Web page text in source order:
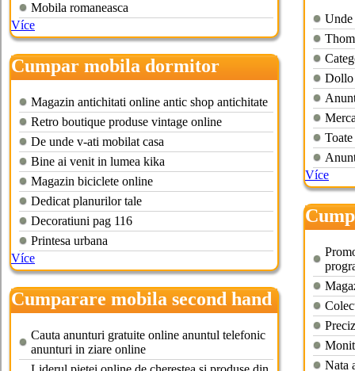
Mobila romaneasca
Více
Cumpar mobila dormitor
bucuresti
Magazin antichitati online antic shop antichitate
Retro boutique produse vintage online
De unde v-ati mobilat casa
Bine ai venit in lumea kika
Magazin biciclete online
Dedicat planurilor tale
Decoratiuni pag 116
Printesa urbana
Více
Cumparare mobila second hand
bucuresti
Cauta anunturi gratuite online anuntul telefonic
anunturi in ziare online
Dollo
Více
Nata